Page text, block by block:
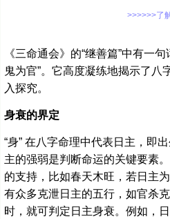
>>>>>>了
《三命通会》的“继善篇”中有一
鬼为官”。它高度凝练地揭示了
入探究。
身衰的界定
“身” 在八字命理中代表日主，即
主的强弱是判断命运的关键要素
的支持，比如春天木旺，若日主
有众多克泄日主的五行，如官杀
时，就可判定日主身衰。例如，